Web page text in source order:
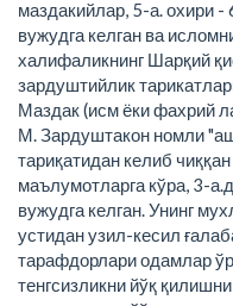
маздакийлар, 5-а. охири
вужудга келган ва
халифаликнинг Шарқий
зардуштийлик
Маздак (исм ёки фахрий
М. Зардуштакон номли
тариқатидан келиб
маълумотларга кўра, 3-
вужудга келган. Унинг
устидан узил-кесил
тарафдорлари одамлар
тенгсизликни йўқ